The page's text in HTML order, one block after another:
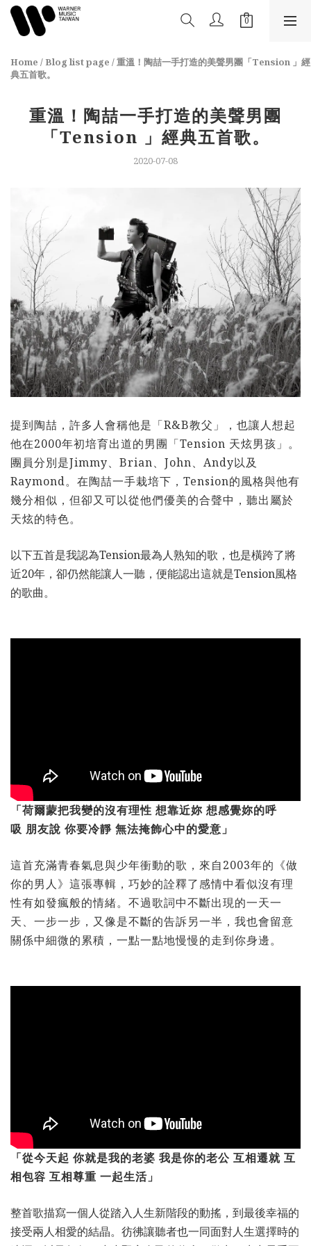
Home / Blog list page /重溫！陶喆一手打造的美聲男團「Tension 」經
典五首歌。
重溫！陶喆一手打造的美聲男團
「Tension 」經典五首歌。
2020-07-08
提到陶喆，許多人會稱他是「R&B教父」，也讓人想起
他在2000年初培育出道的男團「Tension 天炫男孩」。
團員分別是Jimmy、Brian、John、Andy以及
Raymond。在陶喆一手栽培下，Tension的風格與他有
幾分相似，但卻又可以從他們優美的合聲中，聽出屬於
天炫的特色。
以下五首是我認為Tension最為人熟知的歌，也是橫跨了將
近20年，卻仍然能讓人一聽，便能認出這就是Tension風格
的歌曲。
「荷爾蒙把我變的沒有理性 想靠近妳 想感覺妳的呼
吸 朋友說 你要冷靜 無法掩飾心中的愛意」
這首充滿青春氣息與少年衝動的歌，來自2003年的《做
你的男人》這張專輯，巧妙的詮釋了感情中看似沒有理
性有如發瘋般的情緒。不過歌詞中不斷出現的一天一
天、一步一步，又像是不斷的告訴另一半，我也會留意
關係中細微的累積，一點一點地慢慢的走到你身邊。
「從今天起 你就是我的老婆 我是你的老公 互相遷就 互
相包容 互相尊重 一起生活」
整首歌描寫一個人從踏入人生新階段的動搖，到最後幸福的
接受兩人相愛的結晶。彷彿讓聽者也一同面對人生選擇時的